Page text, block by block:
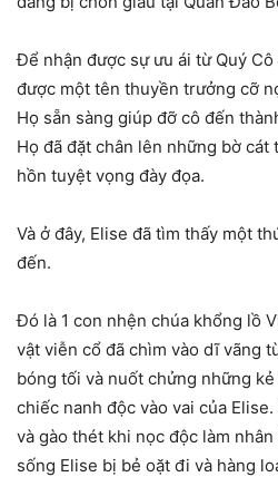
Để nhận được sự ưu ái từ Quý
được một tên thuyền trưởng cỡ
Họ sẵn sàng giúp đỡ cô đến
Họ đã đặt chân lên những bờ cát
hồn tuyệt vọng đày đọa.
Và ở đây, Elise đã tìm thấy một
đến.
Đó là 1 con nhện chúa khổng lồ
vật viễn cổ đã chìm vào dĩ vãng
bóng tối và nuốt chửng những
chiếc nanh độc vào vai của
và gào thét khi nọc độc làm
sống Elise bị bẻ oặt đi và hàng